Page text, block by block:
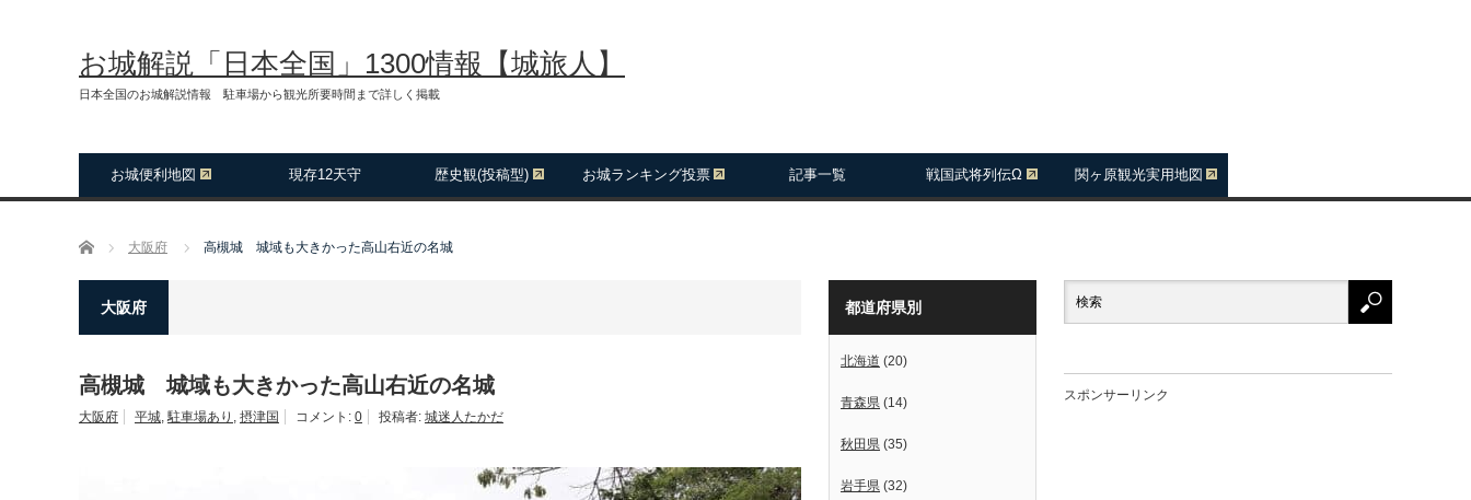
お城解説「日本全国」1300情報【城旅人】
日本全国のお城解説情報 駐車場から観光所要時間まで詳しく掲載
お城便利地図 現存12天守 歴史観(投稿型) お城ランキング投票 記事一覧 戦国武将列伝Ω 関ヶ原観光実用地図
ホーム 大阪府 高槻城 城域も大きかった高山右近の名城
大阪府
高槻城 城域も大きかった高山右近の名城
大阪府 平城,駐車場あり , 摂津国 コメント: 0 投稿者: 城迷人たかだ
都道府県別
北海道 (20)
青森県 (14)
秋田県 (35)
岩手県 (32)
スポンサーリンク